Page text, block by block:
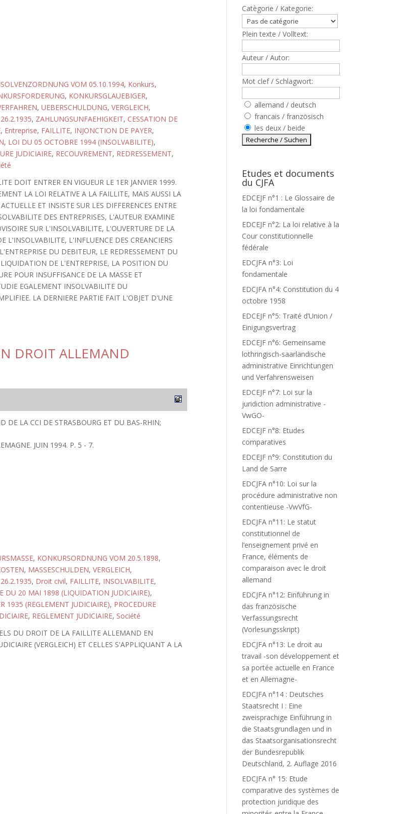
VOM 05.10.1994, Konkurs,
, KONKURSGLAUEBIGER,
, UEBERSCHULDUNG, VERGLEICH,
, ZAHLUNGSUNFAEHIGKEIT, CESSATION DE
, Entreprise, FAILLITE, INJONCTION DE PAYER,
, LOI DU 05 OCTOBRE 1994 (INSOLVABILITE),
JUDICIAIRE, RECOUVREMENT, REDRESSEMENT,
DOIT ENTRER EN VIGUEUR LE 1ER JANVIER 1999.
LA LOI RELATIVE A LA FAILLITE, MAIS AUSSI LA
ET INSISTE SUR LES DIFFERENCES ENTRE
DES ENTREPRISES, L'AUTEUR EXAMINE
SUR L'INSOLVABILITE, L'OUVERTURE DE LA
L'INFLUENCE DES CREANCIERS
DU DEBITEUR, LE REDRESSEMENT DU
DE L'ENTREPRISE, LA POSITION DU
POUR INSUFFISANCE DE LA MASSE ET
EGALEMENT INSOLVABILITE DU
LA DERNIERE PARTIE FAIT L'OBJET D'UNE
DROIT ALLEMAND
DE LA CCI DE STRASBOURG ET DU BAS-RHIN;
JUIN 1994. P. 5 - 7.
, KONKURSORDNUNG VOM 20.5.1898,
, MASSESCHULDEN, VERGLEICH,
, Droit civil, FAILLITE, INSOLVABILITE,
DU 20 MAI 1898 (LIQUIDATION JUDICIAIRE),
1935 (REGLEMENT JUDICIAIRE), PROCEDURE
, REGLEMENT JUDICIAIRE, Société
DU DROIT DE LA FAILLITE ALLEMAND EN
(VERGLEICH) ET CELLES S'APPLIQUANT A LA
Catègorie / Kategorie:
Plein texte / Volltext:
Auteur / Autor:
Mot clef / Schlagwort:
allemand / deutsch
francais / französisch
les deux / beide
Etudes et documents
du CJFA
EDCEJF n°1 : Le Glossaire de
la loi fondamentale
EDCEJF n°2: La loi relative à la
Cour constitutionnelle
fédérale
EDCJFA n°3: Loi
fondamentale
EDCJFA n°4: Constitution du 4
octobre 1958
EDCEJF n°5: Traité d’Union /
Einigungsvertrag
EDCEJF n°6: Gemeinsame
lothringisch-saarländische
administrative Einrichtungen
und Verfahrensweisen
EDCEJF n°7: Loi sur la
juridiction administrative -
VwGO-
EDCEJF n°8: Etudes
comparatives
EDCEJF n°9: Constitution du
Land de Sarre
EDCJFA n°10: Loi sur la
procédure administrative non
contentieuse -VwVfG-
EDCJFA n°11: Le statut
constitutionnel de
l’enseignement privé en
France, éléments de
comparaison avec le droit
allemand
EDCJFA n°12: Einführung in
das französische
Verfassungsrecht
(Vorlesungsskript)
EDCJFA n°13: Le droit au
travail -son développement et
sa portée actuelle en France
et en Allemagne-
EDCJFA n°14 : Deutsches
Staatsrecht I : Eine
zweisprachige Einführung in
die Staatsgrundlagen und in
das Staatsorganisationsrecht
der Bundesrepublik
Deutschland, 2. Auflage 2016
EDCJFA n° 15: Etude
comparative des systèmes de
protection juridique des